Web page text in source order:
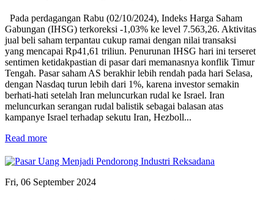
Pada perdagangan Rabu (02/10/2024), Indeks Harga Saham
Gabungan (IHSG) terkoreksi -1,03% ke level 7.563,26. Aktivitas
jual beli saham terpantau cukup ramai dengan nilai transaksi
yang mencapai Rp41,61 triliun. Penurunan IHSG hari ini terseret
sentimen ketidakpastian di pasar dari memanasnya konflik Timur
Tengah. Pasar saham AS berakhir lebih rendah pada hari Selasa,
dengan Nasdaq turun lebih dari 1%, karena investor semakin
berhati-hati setelah Iran meluncurkan rudal ke Israel. Iran
meluncurkan serangan rudal balistik sebagai balasan atas
kampanye Israel terhadap sekutu Iran, Hezboll...
Read more
Fri, 06 September 2024